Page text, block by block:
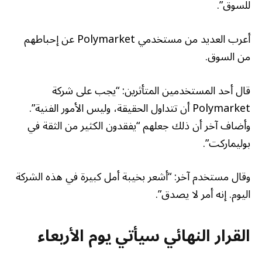
للسوق”.
أعرب العديد من مستخدمي Polymarket عن إحباطهم
من السوق.
قال أحد المستخدمين المتأثرين: “يجب على شركة
Polymarket أن تتداول الحقيقة، وليس الأمور الفنية”.
وأضاف آخر أن ذلك جعلهم “يفقدون الكثير من الثقة في
بوليماركت”.
وقال مستخدم آخر: “أشعر بخيبة أمل كبيرة في هذه الشركة
اليوم. إنه أمر لا يصدق”.
القرار النهائي سيأتي يوم الأربعاء